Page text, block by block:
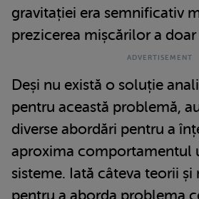
gravitației era semnificativ
prezicerea mișcărilor a
Deși nu există o soluție
pentru această problemă,
diverse abordări pentru a
aproxima comportamentul
sisteme. Iată câteva teorii
pentru a aborda problema